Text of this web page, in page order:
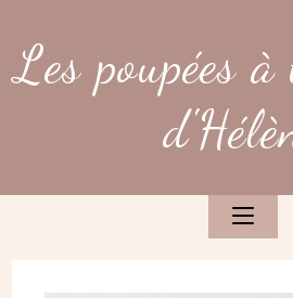
content
Les poupées